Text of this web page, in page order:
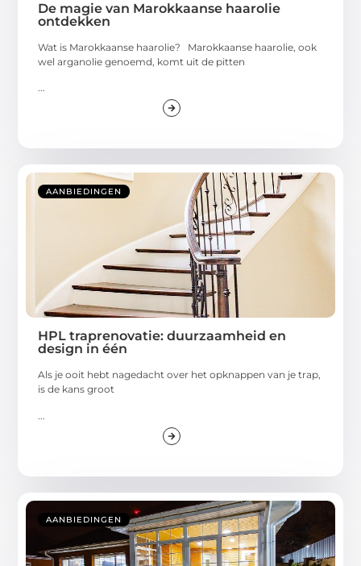
De magie van Marokkaanse haarolie
ontdekken
Wat is Marokkaanse haarolie? Marokkaanse haarolie, ook
wel arganolie genoemd, komt uit de pitten
...
AANBIEDINGEN
HPL traprenovatie: duurzaamheid en
design in één
Als je ooit hebt nagedacht over het opknappen van je trap,
is de kans groot
AANBIEDINGEN